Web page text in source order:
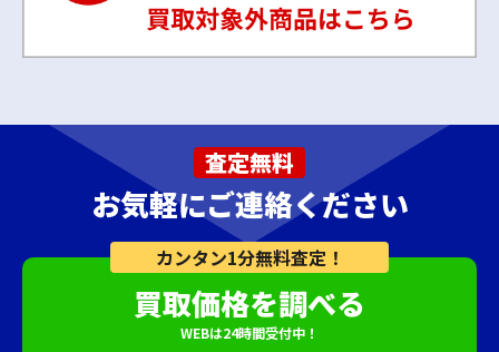
査定無料
お気軽にご連絡ください
カンタン1分無料査定！
買取価格を調べる
WEBは24時間受付中！